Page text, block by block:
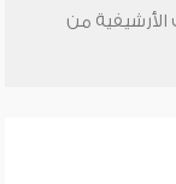
من